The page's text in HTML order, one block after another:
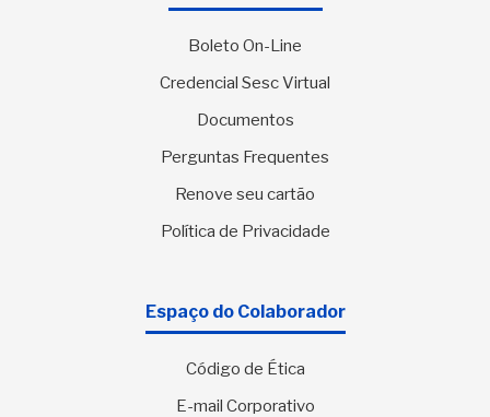
Boleto On-Line
Credencial Sesc Virtual
Documentos
Perguntas Frequentes
Renove seu cartão
Política de Privacidade
Espaço do Colaborador
Código de Ética
E-mail Corporativo